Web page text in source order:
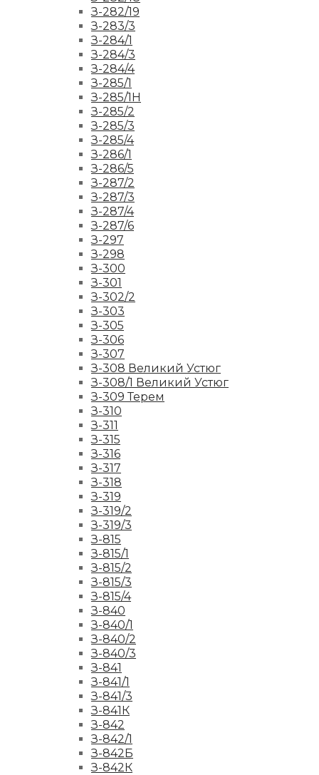
З-282/19
З-283/3
З-284/1
З-284/3
З-284/4
З-285/1
З-285/1Н
З-285/2
З-285/3
З-285/4
З-286/1
З-286/5
З-287/2
З-287/3
З-287/4
З-287/6
З-297
З-298
З-300
З-301
З-302/2
З-303
З-305
З-306
З-307
З-308 Великий Устюг
З-308/1 Великий Устюг
З-309 Терем
З-310
З-311
З-315
З-316
З-317
З-318
З-319
З-319/2
З-319/3
З-815
З-815/1
З-815/2
З-815/3
З-815/4
З-840
З-840/1
З-840/2
З-840/3
З-841
З-841/1
З-841/3
З-841К
З-842
З-842/1
З-842Б
З-842К